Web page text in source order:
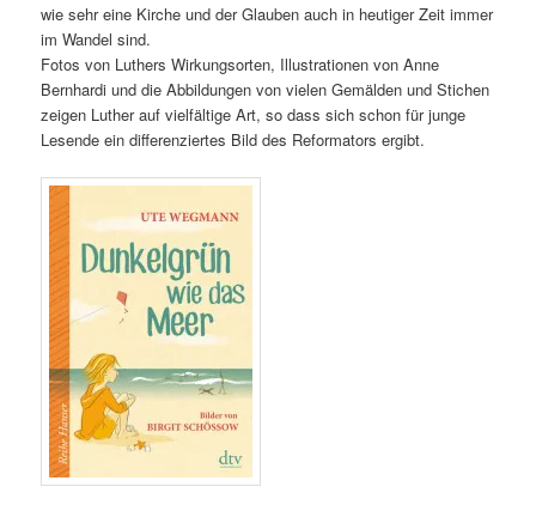
wie sehr eine Kirche und der Glauben auch in heutiger Zeit immer
im Wandel sind.
Fotos von Luthers Wirkungsorten, Illustrationen von Anne
Bernhardi und die Abbildungen von vielen Gemälden und Stichen
zeigen Luther auf vielfältige Art, so dass sich schon für junge
Lesende ein differenziertes Bild des Reformators ergibt.